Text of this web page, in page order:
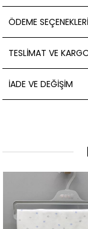
ÖDEME SEÇENEKLERI
TESLIMAT VE
İADE VE DEĞIŞIM